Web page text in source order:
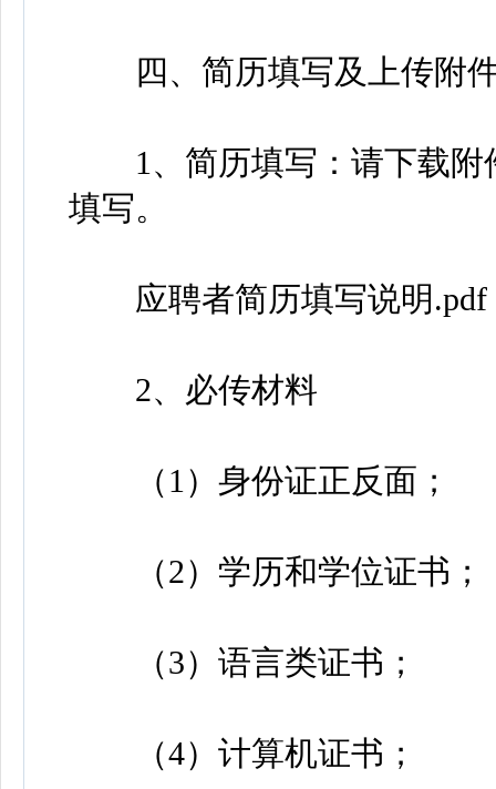
四、简历填写及上传附
1、简历填写：请下载附
填写。
应聘者简历填写说明.pdf
2、必传材料
（1）身份证正反面；
（2）学历和学位证书；
（3）语言类证书；
（4）计算机证书；